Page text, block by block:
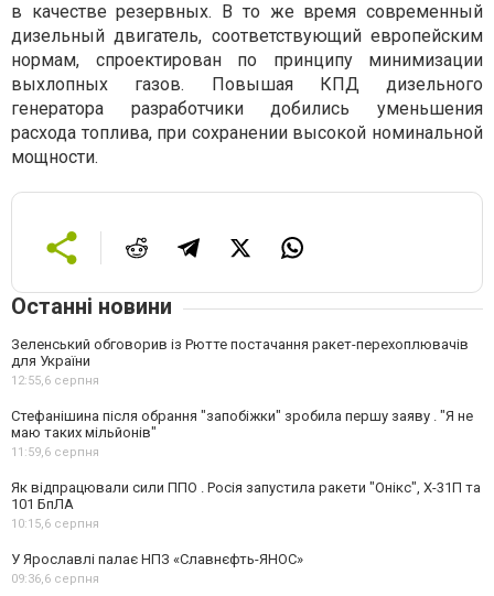
в качестве резервных. В то же время современный
дизельный двигатель, соответствующий европейским
нормам, спроектирован по принципу минимизации
выхлопных газов. Повышая КПД дизельного
генератора разработчики добились уменьшения
расхода топлива, при сохранении высокой номинальной
мощности.
Останні новини
Зеленський обговорив із Рютте постачання ракет-перехоплювачів
для України
12:55,6 серпня
Стефанішина після обрання "запобіжки" зробила першу заяву . "Я не
маю таких мільйонів"
11:59,6 серпня
Як відпрацювали сили ППО . Росія запустила ракети "Онікс", Х-31П та
101 БпЛА
10:15,6 серпня
У Ярославлі палає НПЗ «Славнєфть-ЯНОС»
09:36,6 серпня